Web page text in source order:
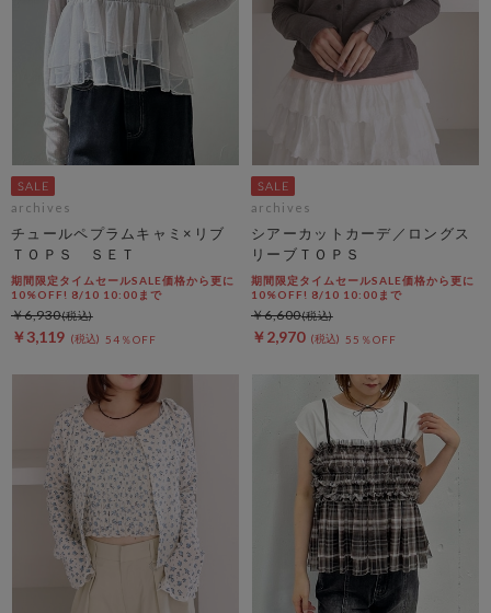
archives
チュールペプラムキャミ×リブ
ＴＯＰＳ ＳＥＴ
期間限定タイムセールSALE価格から更に
10%OFF! 8/10 10:00まで
￥3,119 54％OFF
￥6,930
archives
シアーカットカーデ／ロングス
リーブＴＯＰＳ
期間限定タイムセールSALE価格から更に
10%OFF! 8/10 10:00まで
￥2,970 55％OFF
￥6,600